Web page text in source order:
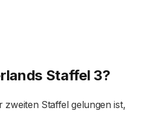
Staffel 3?
zweiten Staffel gelungen ist,